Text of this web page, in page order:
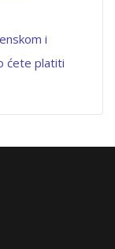
i
ćete platiti